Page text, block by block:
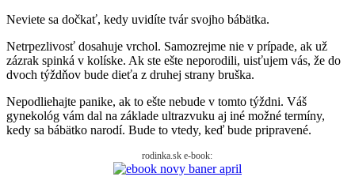
Neviete sa dočkať, kedy uvidíte tvár svojho bábätka.
Netrpezlivosť dosahuje vrchol. Samozrejme nie v prípade, ak už
zázrak spinká v kolíske. Ak ste ešte neporodili, uisťujem vás, že do
dvoch týždňov bude dieťa z druhej strany bruška.
Nepodliehajte panike, ak to ešte nebude v tomto týždni. Váš
gynekológ vám dal na základe ultrazvuku aj iné možné termíny,
kedy sa bábätko narodí. Bude to vtedy, keď bude pripravené.
rodinka.sk e-book: